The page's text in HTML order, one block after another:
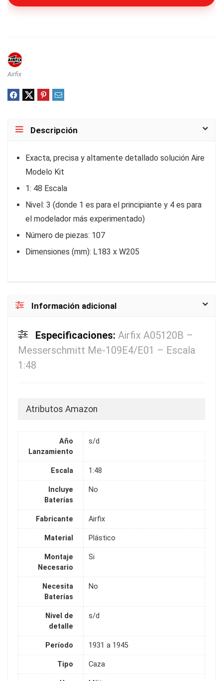
Airfix
Descripción
Exacta, precisa y altamente detallado solución Aire
Modelo Kit
1: 48 Escala
Nivel: 3 (donde 1 es para el principiante y 4 es para
el modelador más experimentado)
Número de piezas: 107
Dimensiones (mm): L183 x W205
Información adicional
Especificaciones: Airfix A05120B –
Messerschmitt Me-109E4/E01 – Escala
1:48
Atributos Amazon
Año
Lanzamiento
s/d
Escala 1:48
Incluye
Baterías
No
Fabricante Airfix
Material Plástico
Montaje
Necesario
Si
Necesita
Baterías
No
Nivel de
detalle
s/d
Período 1931 a 1945
Tipo Caza